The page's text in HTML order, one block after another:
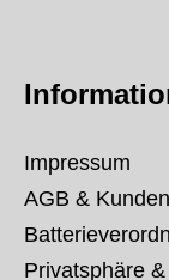
Impressum
AGB &
Privatsphäre